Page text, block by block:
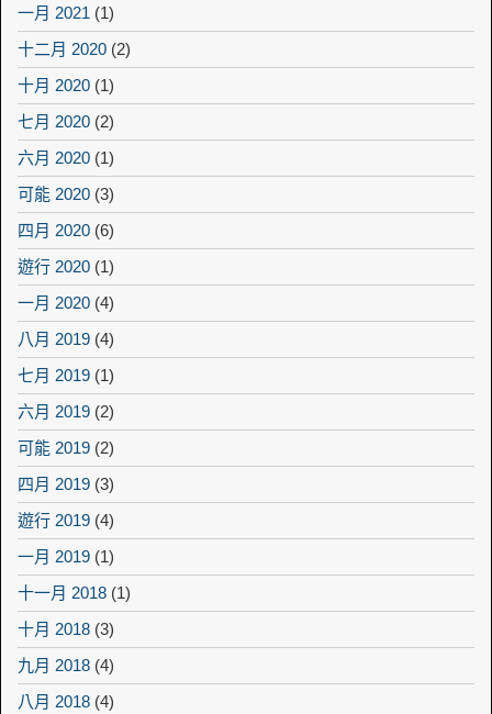
一月 2021 (1)
十二月 2020 (2)
十月 2020 (1)
七月 2020 (2)
六月 2020 (1)
可能 2020 (3)
四月 2020 (6)
遊行 2020 (1)
一月 2020 (4)
八月 2019 (4)
七月 2019 (1)
六月 2019 (2)
可能 2019 (2)
四月 2019 (3)
遊行 2019 (4)
一月 2019 (1)
十一月 2018 (1)
十月 2018 (3)
九月 2018 (4)
八月 2018 (4)